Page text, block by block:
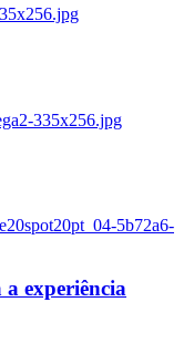
335x256.jpg
5b72a6-
experiência